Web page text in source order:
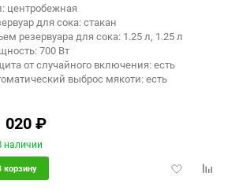
центробежная
для сока: стакан
резервуара для сока: 1.25 л, 1.25 л
700 Вт
от случайного включения: есть
выброс мякоти: есть
020₽
наличии
Добавить
корзину